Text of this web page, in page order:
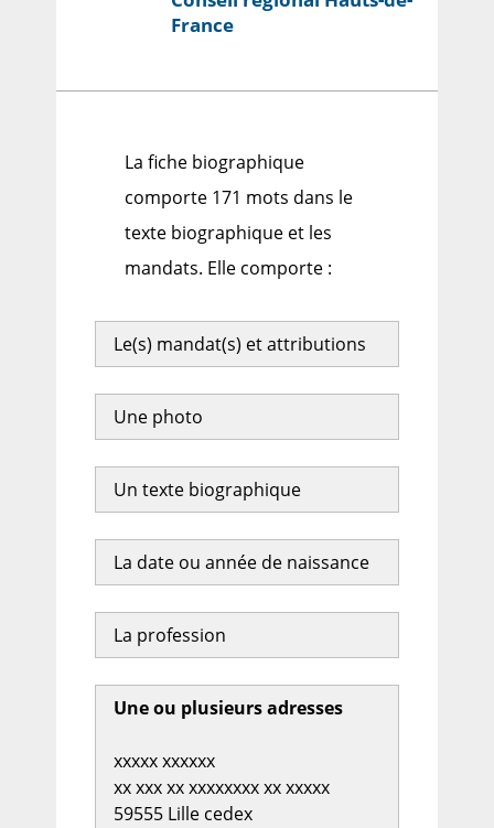
France
La fiche biographique
comporte 171 mots dans le
texte biographique et les
mandats. Elle comporte :
Le(s) mandat(s) et attributions
Une photo
Un texte biographique
La date ou année de naissance
La profession
Une ou plusieurs adresses
xxxxx xxxxxx
xx xxx xx xxxxxxxx xx xxxxx
59555 Lille cedex